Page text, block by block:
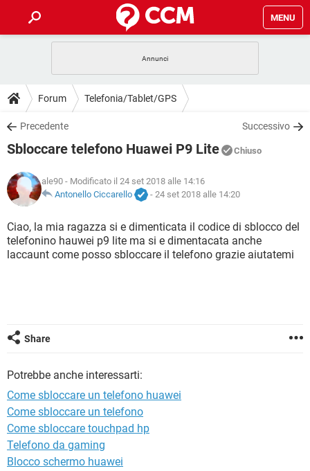
MENU
INTRATTENIMENTO ANDROID
iOS
INSTAGRAM WHATSAPP
TIKTOK
HARDWARE
GUIDE
COVID-19 GAMING
INSTAGRAM WHATSAPP
TIKTOK
HARDWARE
DOWNLOAD
COVID-19 GAMING
INTRATTENIMENTO
iOS WINDOWS 10
INSTAGRAM WHATSAPP
TIKTOK FACEBOOK
COVID-19 GAMING
INTRATTENIMENTO
iOS WINDOWS 10
INSTAGRAM WHATSAPP
GLOSSARIO
COVID-19 GAMING
INTRATTENIMENTO ANDROID
HARDWARE
Forum Telefonia/Tablet/GPS
Precedente Successivo
Sbloccare telefono Huawei P9 Lite Chiuso
ale90 - Modificato il 24 set 2018 alle 14:16
Antonello Ciccarello
- 24 set 2018 alle 14:20
Ciao, la mia ragazza si e dimenticata il codice di sblocco del
telefonino hauwei p9 lite ma si e dimentacata anche
laccaunt come posso sbloccare il telefono grazie aiutatemi
Share
Potrebbe anche interessarti:
Come sbloccare un telefono huawei
Come sbloccare un telefono
Come sbloccare touchpad hp
Telefono da gaming
Blocco schermo huawei